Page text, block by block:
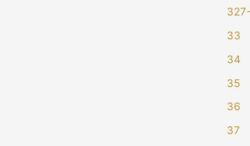
33
34
35
36
37